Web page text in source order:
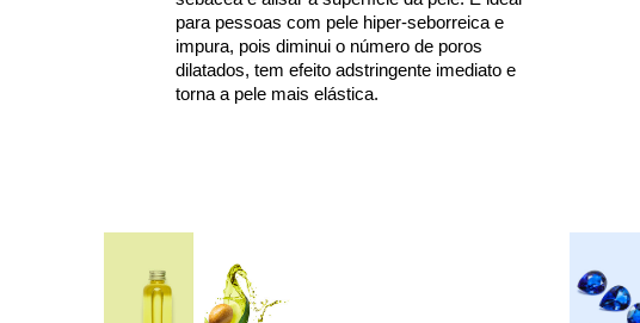
para pessoas com pele hiper-seborreica e
impura, pois diminui o número de poros
dilatados, tem efeito adstringente imediato e
torna a pele mais elástica.